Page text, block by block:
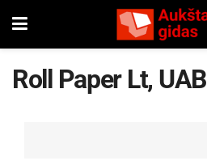
Roll Paper Lt, UAB